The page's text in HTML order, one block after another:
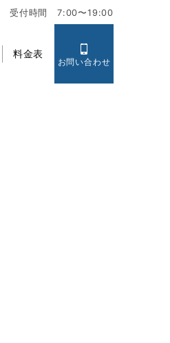
受付時間 7:00〜19:00
料金表
お問い合わせ